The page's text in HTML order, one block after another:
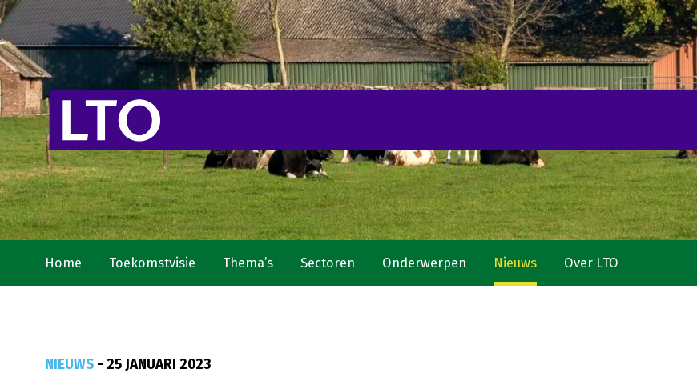
Home Toekomstvisie Thema’s Sectoren Onderwerpen Nieuws Over LTO
NIEUWS- 25 JANUARI 2023